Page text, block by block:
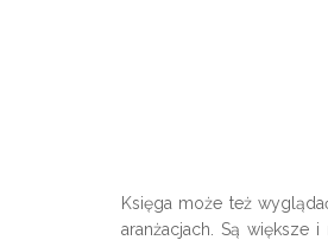
Księga może też
aranżacjach. Są